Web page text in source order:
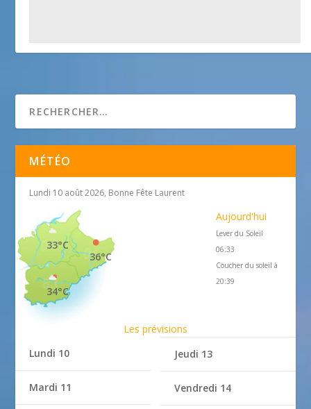
MÉTÉO
Lundi 10 août 2026, Bonne Fête Laurent
36°C
33°C
34°C
Aujourd'hui
Lever du Soleil
06:33
Coucher du soleil à
20:39
Les prévisions
Lundi 10
Mardi 11
Jeudi 13
Vendredi 14